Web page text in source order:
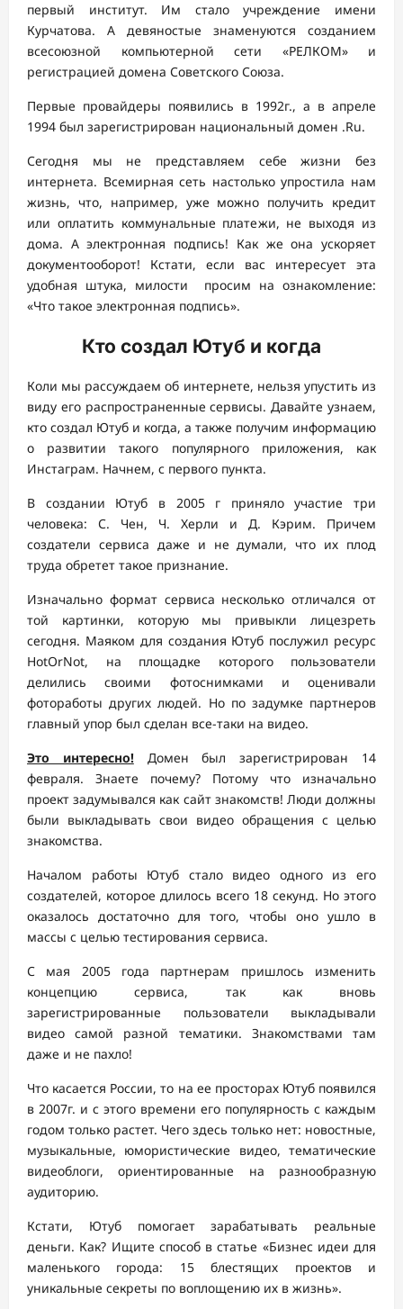
первый институт. Им стало учреждение имени
Курчатова. А девяностые знаменуются созданием
всесоюзной компьютерной сети «РЕЛКОМ» и
регистрацией домена Советского Союза.
Первые провайдеры появились в 1992г., а в апреле
1994 был зарегистрирован национальный домен .Ru.
Сегодня мы не представляем себе жизни без
интернета. Всемирная сеть настолько упростила нам
жизнь, что, например, уже можно получить кредит
или оплатить коммунальные платежи, не выходя из
дома. А электронная подпись! Как же она ускоряет
документооборот! Кстати, если вас интересует эта
удобная штука, милости просим на ознакомление:
«Что такое электронная подпись».
Кто создал Ютуб и когда
Коли мы рассуждаем об интернете, нельзя упустить из
виду его распространенные сервисы. Давайте узнаем,
кто создал Ютуб и когда, а также получим информацию
о развитии такого популярного приложения, как
Инстаграм. Начнем, с первого пункта.
В создании Ютуб в 2005 г приняло участие три
человека: С. Чен, Ч. Херли и Д. Кэрим. Причем
создатели сервиса даже и не думали, что их плод
труда обретет такое признание.
Изначально формат сервиса несколько отличался от
той картинки, которую мы привыкли лицезреть
сегодня. Маяком для создания Ютуб послужил ресурс
HotOrNot, на площадке которого пользователи
делились своими фотоснимками и оценивали
фотоработы других людей. Но по задумке партнеров
главный упор был сделан все-таки на видео.
Это интересно!Домен был зарегистрирован 14
февраля. Знаете почему? Потому что изначально
проект задумывался как сайт знакомств! Люди должны
были выкладывать свои видео обращения с целью
знакомства.
Началом работы Ютуб стало видео одного из его
создателей, которое длилось всего 18 секунд. Но этого
оказалось достаточно для того, чтобы оно ушло в
массы с целью тестирования сервиса.
С мая 2005 года партнерам пришлось изменить
концепцию сервиса, так как вновь
зарегистрированные пользователи выкладывали
видео самой разной тематики. Знакомствами там
даже и не пахло!
Что касается России, то на ее просторах Ютуб появился
в 2007г. и с этого времени его популярность с каждым
годом только растет. Чего здесь только нет: новостные,
музыкальные, юмористические видео, тематические
видеоблоги, ориентированные на разнообразную
аудиторию.
Кстати, Ютуб помогает зарабатывать реальные
деньги. Как? Ищите способ в статье «Бизнес идеи для
маленького города: 15 блестящих проектов и
уникальные секреты по воплощению их в жизнь».